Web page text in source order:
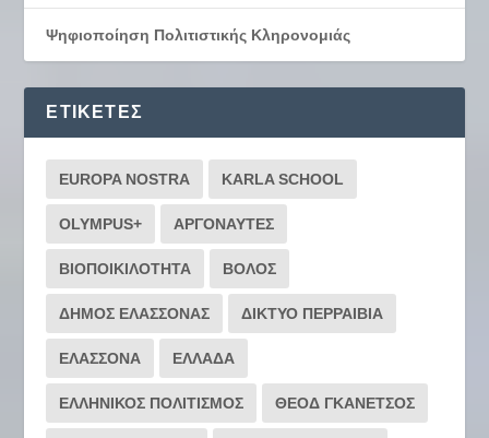
Ψηφιοποίηση Πολιτιστικής Κληρονομιάς
ΕΤΙΚΈΤΕΣ
EUROPA NOSTRA KARLA SCHOOL
OLYMPUS+ ΑΡΓΟΝΑΥΤΕΣ
ΒΙΟΠΟΙΚΙΛΟΤΗΤΑ ΒΟΛΟΣ
ΔΗΜΟΣ ΕΛΑΣΣΟΝΑΣ ΔΙΚΤΥΟ ΠΕΡΡΑΙΒΙΑ
ΕΛΑΣΣΟΝΑ ΕΛΛΑΔΑ
ΕΛΛΗΝΙΚΟΣ ΠΟΛΙΤΙΣΜΟΣ ΘΕΟΔ ΓΚΑΝΕΤΣΟΣ